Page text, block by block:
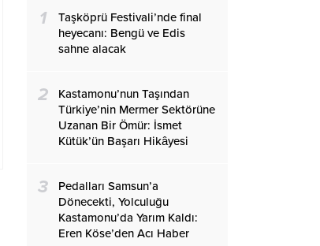
1
Taşköprü Festivali’nde final
heyecanı: Bengü ve Edis
sahne alacak
2
Kastamonu’nun Taşından
Türkiye’nin Mermer Sektörüne
Uzanan Bir Ömür: İsmet
Kütük’ün Başarı Hikâyesi
3
Pedalları Samsun’a
Dönecekti, Yolculuğu
Kastamonu’da Yarım Kaldı:
Eren Köse’den Acı Haber